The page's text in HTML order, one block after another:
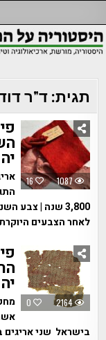
to
content
תגית:ד"ר
16 1087
3,800 שנה |
לאחר הצבעים
0 2164
בישראל שני